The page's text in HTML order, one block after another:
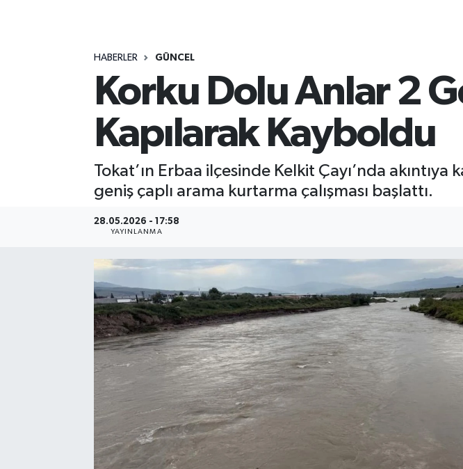
HABERLER GÜNCEL
Korku Dolu Anlar 2
Kapılarak Kayboldu
Tokat’ın Erbaa ilçesinde Kelkit Çayı’nda
geniş çaplı arama kurtarma çalışması başlattı.
28.05.2026 - 17:58
YAYINLANMA
ÖZEL HABER
RESMİ İLANLAR
SOSYAL YARDIMLAR
SPONSORLU YAZI
TEKNOLOJİ